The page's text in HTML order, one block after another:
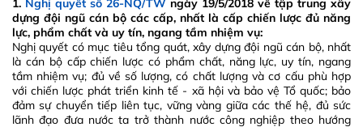
1. Nghị quyết số 26-NQ/TW ngày 19/5/2018 về tập trung xây
dựng đội ngũ cán bộ các cấp, nhất là cấp chiến lược đủ năng
lực, phẩm chất và uy tín, ngang tầm nhiệm vụ:
Nghị quyết có mục tiêu tổng quát, xây dựng đội ngũ cán bộ, nhất
là cán bộ cấp chiến lược có phẩm chất, năng lực, uy tín, ngang
tầm nhiệm vụ; đủ về số lượng, có chất lượng và cơ cấu phù hợp
với chiến lược phát triển kinh tế - xã hội và bảo vệ Tổ quốc; bảo
đảm sự chuyển tiếp liên tục, vững vàng giữa các thế hệ, đủ sức
lãnh đạo đưa nước ta trở thành nước công nghiệp theo hướng